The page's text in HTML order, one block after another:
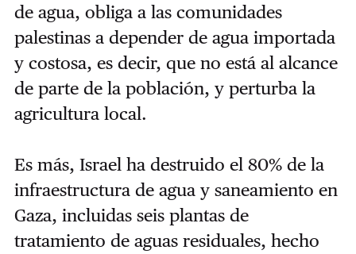
de agua, obliga a las comunidades
palestinas a depender de agua importada
y costosa, es decir, que no está al alcance
de parte de la población, y perturba la
agricultura local.
Es más, Israel ha destruido el 80% de la
infraestructura de agua y saneamiento en
Gaza, incluidas seis plantas de
tratamiento de aguas residuales, hecho